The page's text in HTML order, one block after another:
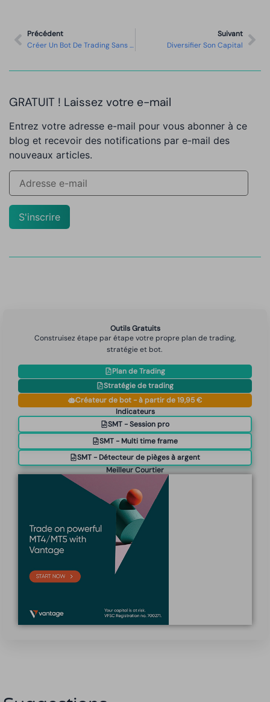
Précédent
Créer Un Bot De Trading Sans Programmer
Suivant
Diversifier Son Capital
GRATUIT ! Laissez votre e-mail
Entrez votre adresse e-mail pour vous abonner à ce
blog et recevoir des notifications par e-mail des
nouveaux articles.
S'inscrire
Outils Gratuits
Construisez étape par étape votre propre plan de trading,
stratégie et bot.
Plan de Trading
Stratégie de trading
Créateur de bot - à partir de 19,95 €
Indicateurs
SMT - Session pro
SMT - Multi time frame
SMT - Détecteur de pièges à argent
Meilleur Courtier